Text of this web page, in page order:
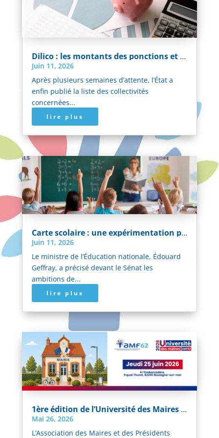
Dilico : les montants des ponctions et des reversements pour 2026 désormais connus
Juin 11, 2026
Après plusieurs semaines d’attente, l’État a
enfin publié la liste des collectivités
concernées...
lire plus
Carte scolaire : une expérimentation pour construire l’offre scolaire de demain avec les territoires
Juin 11, 2026
Le ministre de l’Éducation nationale, Édouard
Geffray, a précisé devant le Sénat les
ambitions de...
lire plus
1ère édition de l’Université des Maires du Pas-de-Calais
Mai 26, 2026
L’Association des Maires et des Présidents